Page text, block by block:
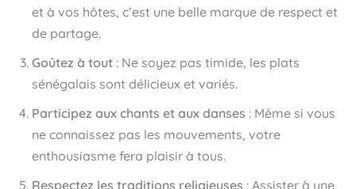
et à vos hôtes, c’est une belle marque de respect et
de partage.
Goûtez à tout : Ne soyez pas timide, les plats
sénégalais sont délicieux et variés.
Participez aux chants et aux danses : Même si vous
ne connaissez pas les mouvements, votre
enthousiasme fera plaisir à tous.
Respectez les traditions religieuses : Assister à une